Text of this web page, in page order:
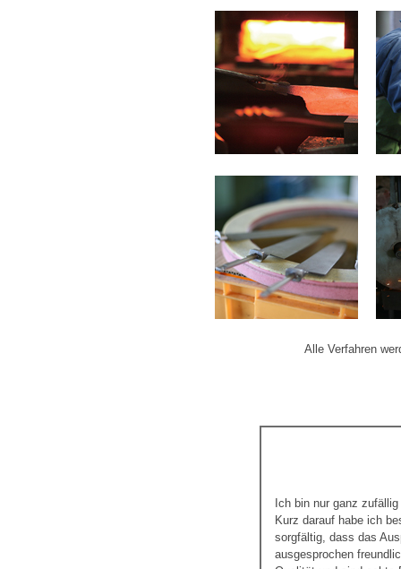
Alle Verfahren
Ich bin nur ganz
Kurz darauf habe ich
sorgfältig, dass das
ausgesprochen